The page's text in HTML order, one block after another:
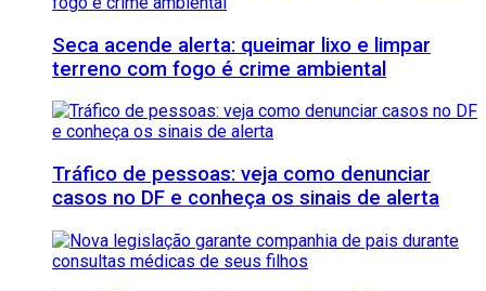
Seca acende alerta: queimar lixo e limpar
terreno com fogo é crime ambiental
Tráfico de pessoas: veja como denunciar
casos no DF e conheça os sinais de alerta